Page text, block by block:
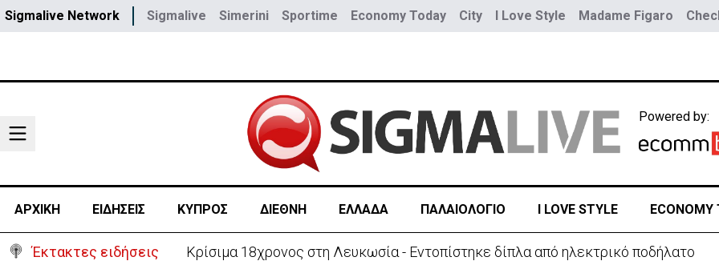
Sigmalive Network Sigmalive Simerini Sportime Economy Today City I Love Style Madame Figaro
Powered by:
ΑΡΧΙΚΗ ΕΙΔΗΣΕΙΣ ΚΥΠΡΟΣ ΔΙΕΘΝΗ ΕΛΛΑΔΑ ΠΑΛΑΙΟΛΟΓΙΟ I LOVE STYLE ECONOMY
Έκτακτες ειδήσεις Κρίσιμα 18χρονος στη Λευκωσία - Εντοπίστηκε δίπλα από ηλεκτρικό ποδήλατο